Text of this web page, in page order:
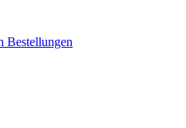
Bestellungen